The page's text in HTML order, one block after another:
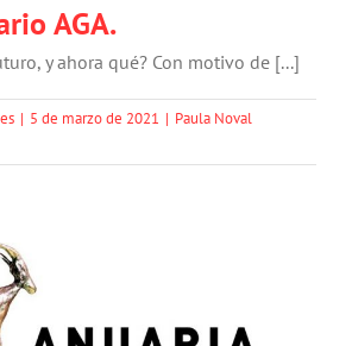
AGA.
y ahora qué? Con motivo de [...]
| 5 de marzo de 2021 | Paula Noval